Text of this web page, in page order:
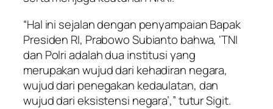
“Hal ini sejalan dengan penyampaian Bapak
Presiden RI, Prabowo Subianto bahwa, ‘TNI
dan Polri adalah dua institusi yang
merupakan wujud dari kehadiran negara,
wujud dari penegakan kedaulatan, dan
wujud dari eksistensi negara’,” tutur Sigit.